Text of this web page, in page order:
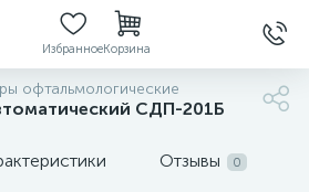
ИзбранноеКорзина
офтальмологические
СДП-201Б
Отзывы 0